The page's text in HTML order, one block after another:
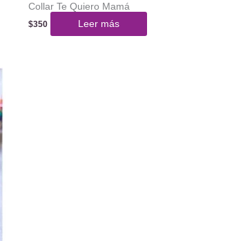
Collar Te Quiero Mamá
$350 Leer más